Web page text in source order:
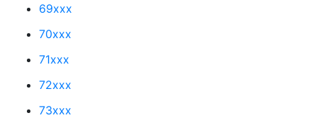
69xxx
70xxx
71xxx
72xxx
73xxx